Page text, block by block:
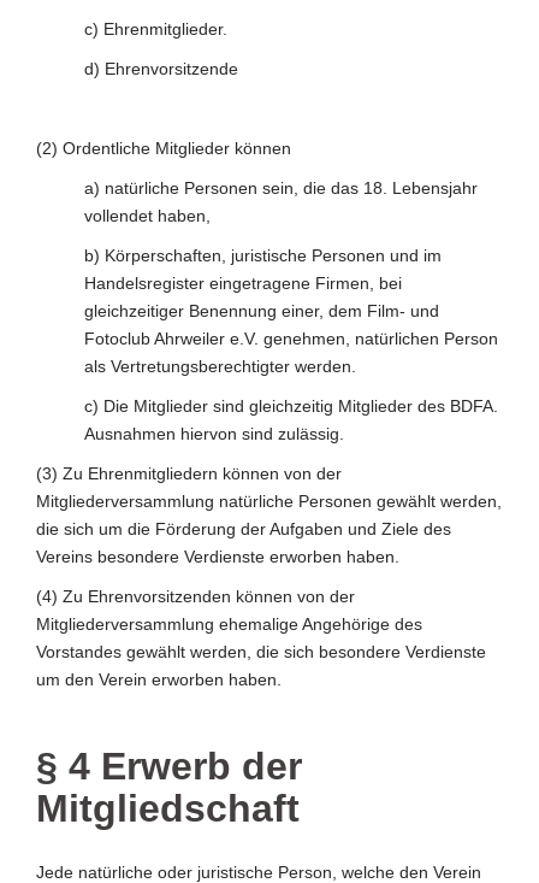
c) Ehrenmitglieder.
d) Ehrenvorsitzende
(2) Ordentliche Mitglieder können
a) natürliche Personen sein, die das 18. Lebensjahr
vollendet haben,
b) Körperschaften, juristische Personen und im
Handelsregister eingetragene Firmen, bei
gleichzeitiger Benennung einer, dem Film- und
Fotoclub Ahrweiler e.V. genehmen, natürlichen Person
als Vertretungsberechtigter werden.
c) Die Mitglieder sind gleichzeitig Mitglieder des BDFA.
Ausnahmen hiervon sind zulässig.
(3) Zu Ehrenmitgliedern können von der
Mitgliederversammlung natürliche Personen gewählt werden,
die sich um die Förderung der Aufgaben und Ziele des
Vereins besondere Verdienste erworben haben.
(4) Zu Ehrenvorsitzenden können von der
Mitgliederversammlung ehemalige Angehörige des
Vorstandes gewählt werden, die sich besondere Verdienste
um den Verein erworben haben.
§ 4 Erwerb der
Mitgliedschaft
Jede natürliche oder juristische Person, welche den Verein